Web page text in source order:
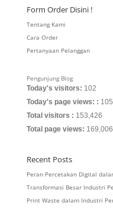
Form Order Disini !
Tentang Kami
Cara Order
Pertanyaan Pelanggan
Pengunjung Blog
Today's visitors: 102
Today's page views: : 105
Total visitors : 153,426
Total page views: 169,006
Recent Posts
Peran Percetakan Digital
Transformasi Besar Industri
Print Waste dalam Industri